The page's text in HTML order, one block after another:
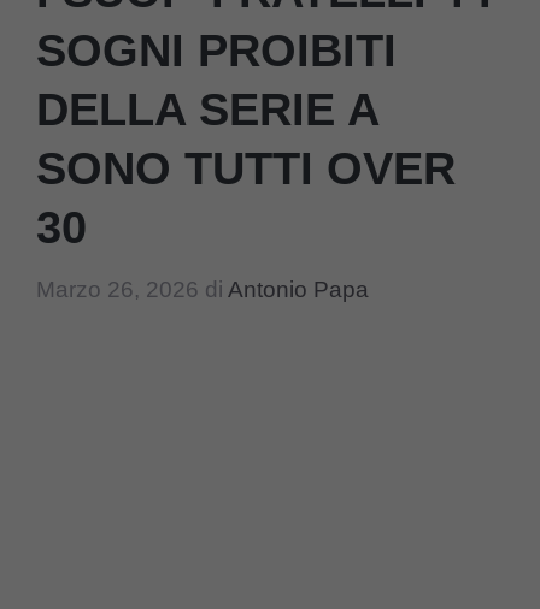
SOGNI PROIBITI
DELLA SERIE A
SONO TUTTI OVER
30
Marzo 26, 2026 di Antonio Papa